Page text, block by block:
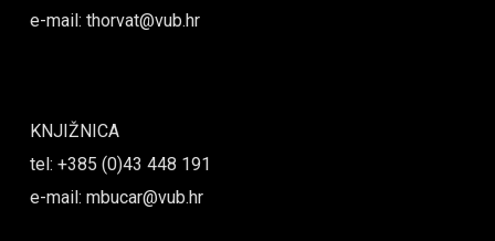
e-mail: thorvat@vub.hr
KNJIŽNICA
tel: +385 (0)43 448 191
e-mail: mbucar@vub.hr